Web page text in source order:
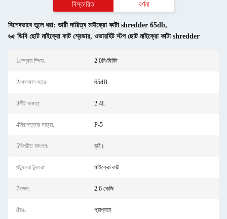
বিস্তারিত বর্ণনা
বিশেষভাবে তুলে ধরা: ভারী দায়িত্ব মাইক্রো কাটা shredder 65db,
৬৫ ডিবি ছোট মাইক্রো কাট শ্রেডার, ওভারহিট স্টপ ছোট মাইক্রো কাটা shredder
1স্প্রেড স্পিড: 2.0মি/মিনিট
2গোলমাল স্তর: 65dB
3শীট ক্ষমতা: 2.4L
4নিরাপত্তার মাত্রা: P-5
5বিপরীত ফাংশন: হ্যাঁ।
6টুকরো টুকরো: মাইক্রো কাট
7ওজন: 2.6 কেজি
8রঙ: প্রাপ্যতা